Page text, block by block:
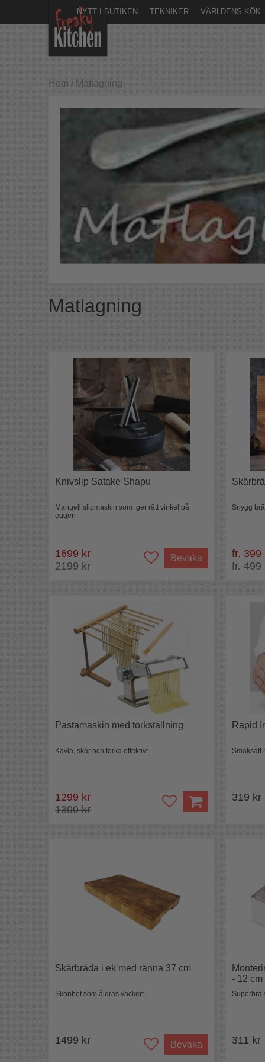
NYTT I BUTIKEN TEKNIKER VÄRLDENS KÖK
Hem / Matlagning
Matlagning
Knivslip Satake Shapu
Manuell slipmaskin som ger rätt vinkel på
eggen
1699 kr
2199 kr
Bevaka
Snygg
fr. 399
fr. 499
Pastamaskin med torkställning
Kavla, skär och torka effektivt
1299 kr
1399 kr
Rapid
Smaksätt
319 kr
Skärbräda i ek med ränna 37 cm
Skönhet som åldras vackert
1499 kr Bevaka
- 12 cm
Superbra
311 kr